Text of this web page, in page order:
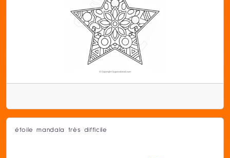
étoile mandala très difficile